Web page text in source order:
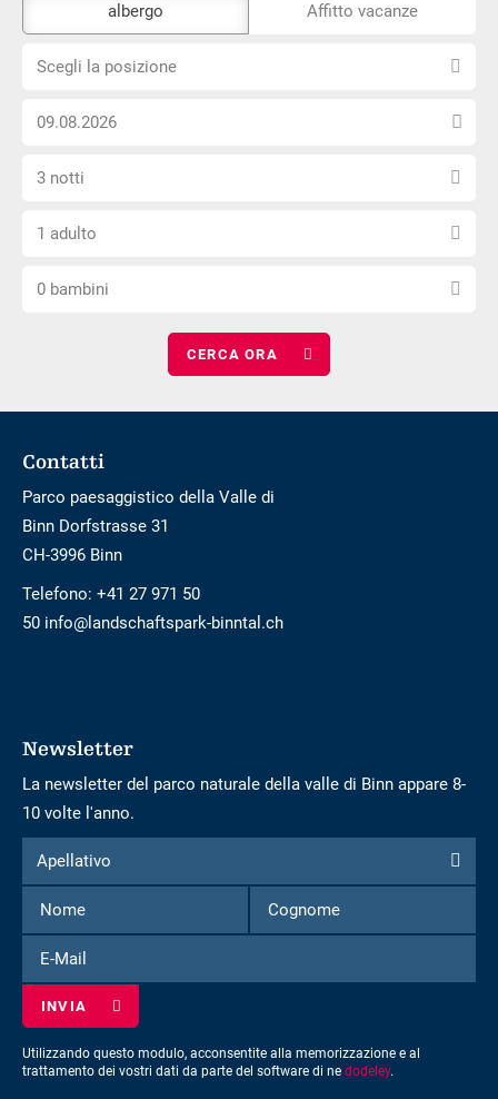
strumento
esterno
albergo Affitto vacanze
Scegli
posizione
Scegli la posizione
Scegli
data
arrivo
Seleziona
numero
notti
3 notti
Scegli
numero
1 adulto
Scegli
0 bambini
Footer
Contatti
Parco paesaggistico della Valle di
Binn Dorfstrasse 31
CH-3996 Binn
Telefono: +41 27 971 50
50 info@landschaftspark-binntal.ch
Newsletter
La newsletter del parco naturale della valle di Binn appare 8-
10 volte l'anno.
Modulo
per
iscriversi
alla
newsletter
Apellativo
Apellativo
Nome
Cognome
Mail
Utilizzando questo modulo, acconsentite alla memorizzazione e al
trattamento dei vostri dati da parte del software di ne dodeley.